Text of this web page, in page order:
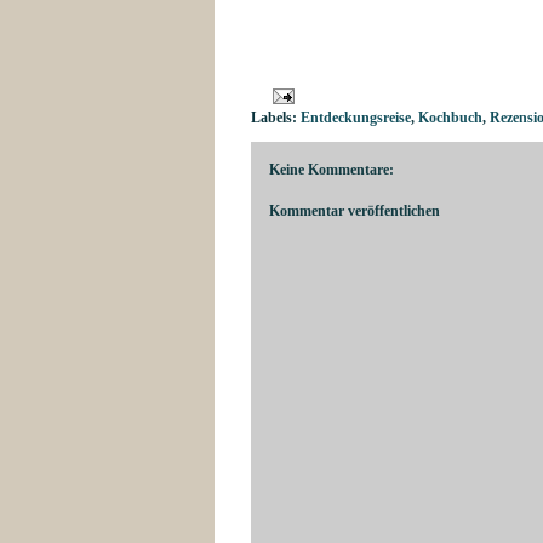
Labels: Entdeckungsreise, Kochbuch,
Keine Kommentare:
Kommentar veröffentlichen